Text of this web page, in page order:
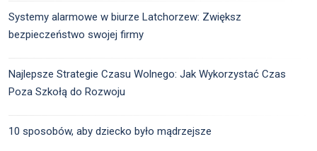
Systemy alarmowe w biurze Latchorzew: Zwiększ
bezpieczeństwo swojej firmy
Najlepsze Strategie Czasu Wolnego: Jak Wykorzystać Czas
Poza Szkołą do Rozwoju
10 sposobów, aby dziecko było mądrzejsze